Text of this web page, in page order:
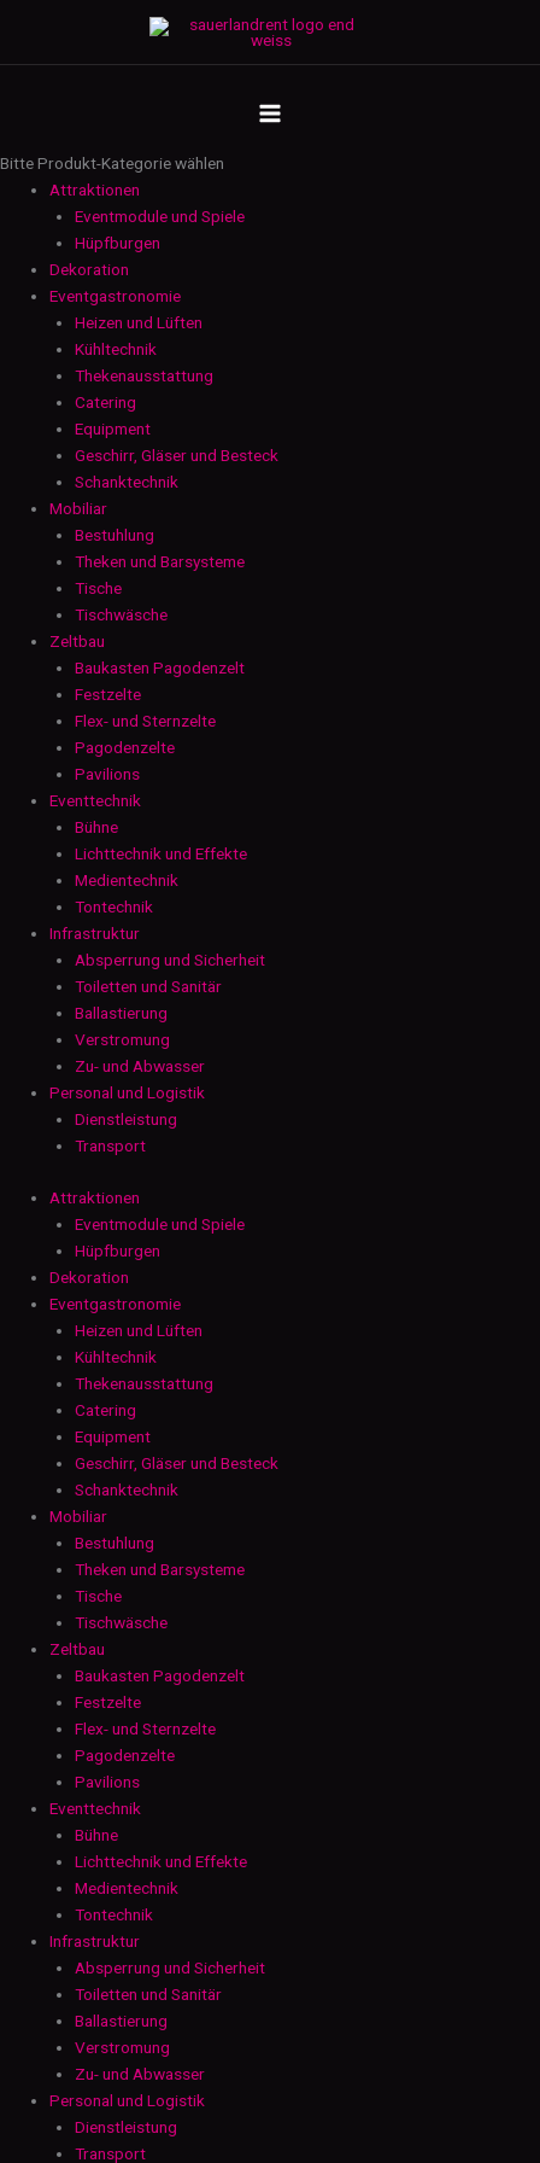
springen
MENU
Bitte Produkt-Kategorie wählen
Attraktionen
Eventmodule und Spiele
Hüpfburgen
Dekoration
Eventgastronomie
Heizen und Lüften
Kühltechnik
Thekenausstattung
Catering
Equipment
Geschirr, Gläser und Besteck
Schanktechnik
Mobiliar
Bestuhlung
Theken und Barsysteme
Tische
Tischwäsche
Zeltbau
Baukasten Pagodenzelt
Festzelte
Flex- und Sternzelte
Pagodenzelte
Pavilions
Eventtechnik
Bühne
Lichttechnik und Effekte
Medientechnik
Tontechnik
Infrastruktur
Absperrung und Sicherheit
Toiletten und Sanitär
Ballastierung
Verstromung
Zu- und Abwasser
Personal und Logistik
Dienstleistung
Transport
Attraktionen
Eventmodule und Spiele
Hüpfburgen
Dekoration
Eventgastronomie
Heizen und Lüften
Kühltechnik
Thekenausstattung
Catering
Equipment
Geschirr, Gläser und Besteck
Schanktechnik
Mobiliar
Bestuhlung
Theken und Barsysteme
Tische
Tischwäsche
Zeltbau
Baukasten Pagodenzelt
Festzelte
Flex- und Sternzelte
Pagodenzelte
Pavilions
Eventtechnik
Bühne
Lichttechnik und Effekte
Medientechnik
Tontechnik
Infrastruktur
Absperrung und Sicherheit
Toiletten und Sanitär
Ballastierung
Verstromung
Zu- und Abwasser
Personal und Logistik
Dienstleistung
Transport
holz